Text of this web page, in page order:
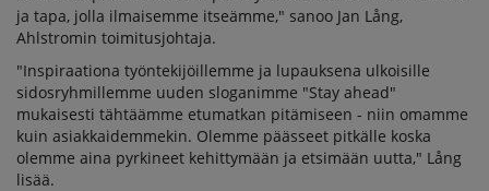
ja tapa, jolla ilmaisemme itseämme," sanoo Jan Lång,
Ahlstromin toimitusjohtaja.
"Inspiraationa työntekijöillemme ja lupauksena ulkoisille
sidosryhmillemme uuden sloganimme "Stay ahead"
mukaisesti tähtäämme etumatkan pitämiseen - niin omamme
kuin asiakkaidemmekin. Olemme päässeet pitkälle koska
olemme aina pyrkineet kehittymään ja etsimään uutta," Lång
lisää.